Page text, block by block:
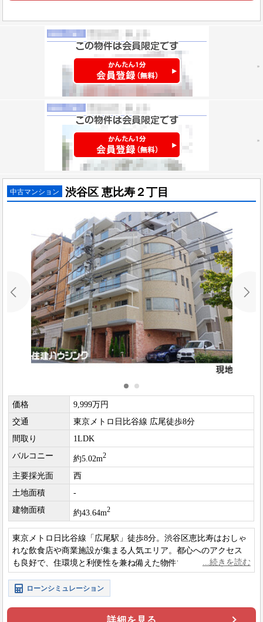
中古マンション 渋谷区 恵比寿２丁目
価格
9,999万円
交通
東京メトロ日比谷線 広尾徒歩8分
間取り
1LDK
バルコニー
約5.02m2
主要採光面
西
土地面積
-
建物面積
約43.64m2
東京メトロ日比谷線「広尾駅」徒歩8分。渋谷区恵比寿はおしゃ
れな飲食店や商業施設が集まる人気エリア。都心へのアクセス
も良好で、住環境と利便性を兼ね備えた物件です。
ローンシミュレーション
詳細を見る